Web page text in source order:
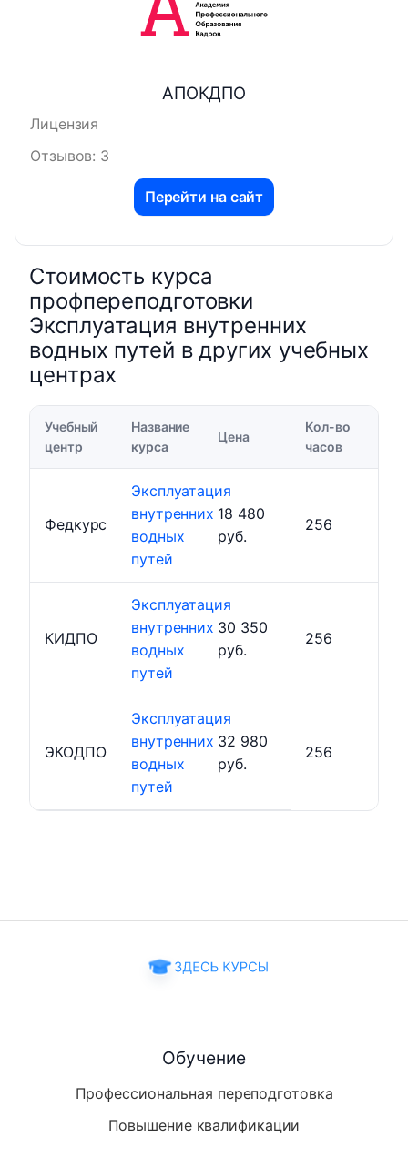
АПОКДПО
Лицензия
Отзывов: 3
Перейти на сайт
Стоимость курса
профпереподготовки
Эксплуатация внутренних
водных путей в других учебных
центрах
Учебный
центр
Название
курса
Цена
Кол-во
часов
Федкурс
Эксплуатация
внутренних
водных
путей
18 480
руб.
256
КИДПО
Эксплуатация
внутренних
водных
путей
30 350
руб.
256
ЭКОДПО
Эксплуатация
внутренних
водных
путей
32 980
руб.
256
Обучение
Профессиональная переподготовка
Повышение квалификации